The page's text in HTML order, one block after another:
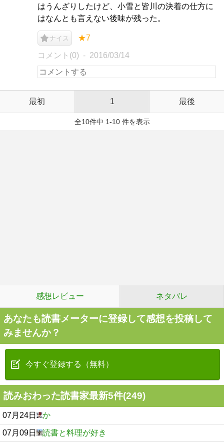
はうんざりしたけど、小雪と皆川の決着の仕方に
はなんとも言えない後味が残った。
ナイス ★7
コメント(0) 2016/03/14
最初 1 最後
全10件中 1-10 件を表示
感想レビュー ネタバレ
あなたも読書メーターに登録して感想を投稿して
みませんか？
今すぐ登録する（無料）
読みおわった読書家最新5件(249)
07月24日 か
07月09日 読書と料理が好き